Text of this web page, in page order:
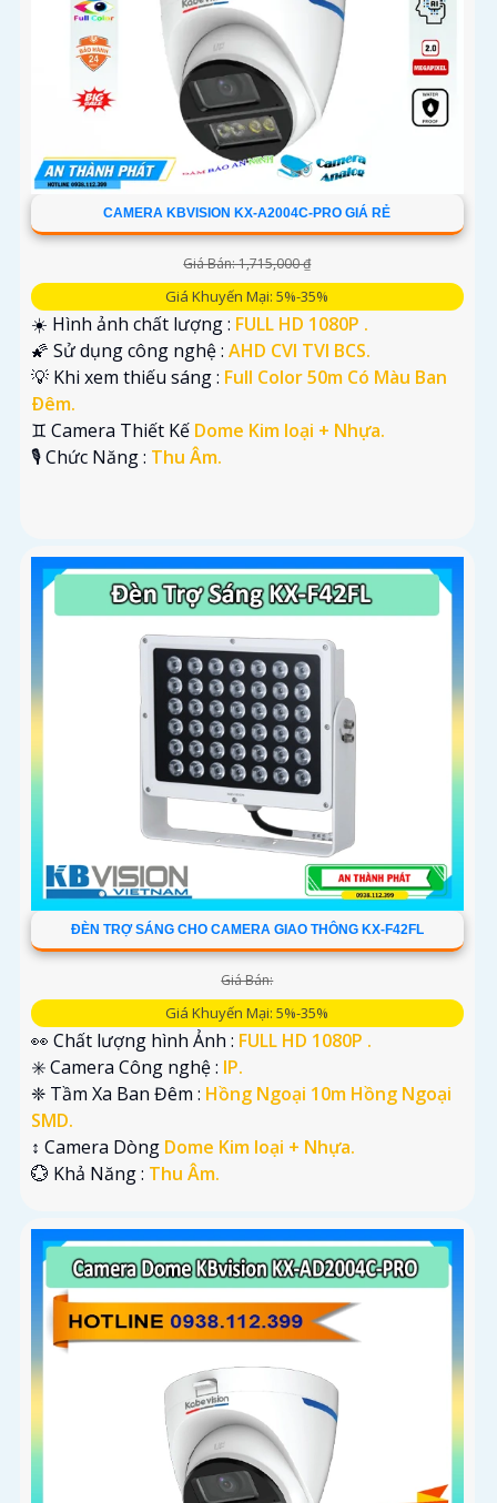
CAMERA KBVISION KX-A2004C-PRO GIÁ RẺ
Giá Bán: 1,715,000 ₫
Giá Khuyến Mại: 5%-35%
☀️ Hình ảnh chất lượng : FULL HD 1080P .
🌠 Sử dụng công nghệ : AHD CVI TVI BCS.
💡 Khi xem thiếu sáng : Full Color 50m Có Màu Ban
Ðêm.
♊ Camera Thiết Kế Dome Kim loại + Nhựa.
️🎙 Chức Năng : Thu Âm.
ĐÈN TRỢ SÁNG CHO CAMERA GIAO THÔNG KX-F42FL
Giá Bán:
Giá Khuyến Mại: 5%-35%
👀 Chất lượng hình Ảnh : FULL HD 1080P .
✳️ Camera Công nghệ : IP.
❈ Tầm Xa Ban Đêm : Hồng Ngoại 10m Hồng Ngoại
SMD.
↕️ Camera Dòng Dome Kim loại + Nhựa.
️💮 Khả Năng : Thu Âm.